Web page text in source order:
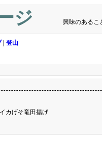
ジ 興味のあるこ
| 登山
カげそ竜田揚げ